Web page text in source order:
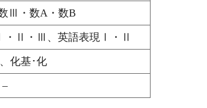
Ⅲ・数A・数B
Ⅰ・Ⅱ・Ⅲ、英語表現Ⅰ・Ⅱ
化基･化
–